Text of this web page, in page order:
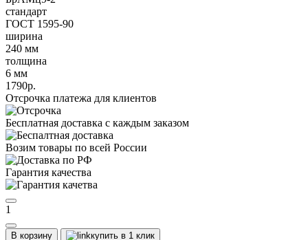
стандарт
ГОСТ 1595-90
ширина
240 мм
толщина
6 мм
1790р.
Отсрочка платежа для клиентов
Бесплатная доставка с каждым заказом
Возим товары по всей России
Гарантия качества
1
В корзину купить в 1 клик